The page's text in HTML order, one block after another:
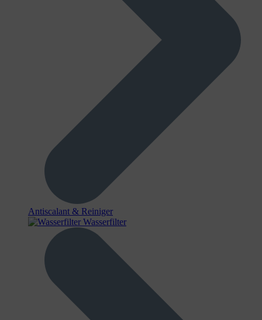
Antiscalant & Reiniger
Wasserfilter